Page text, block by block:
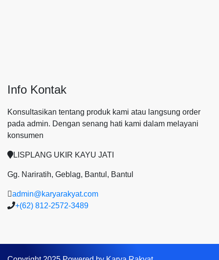
Info Kontak
Konsultasikan tentang produk kami atau langsung order
pada admin. Dengan senang hati kami dalam melayani
konsumen
LISPLANG UKIR KAYU JATI
Gg. Nariratih, Geblag, Bantul, Bantul
admin@karyarakyat.com
+(62) 812-2572-3489